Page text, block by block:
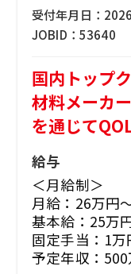
受付年月日：
JOBID： 53640
国内トップ
材料メーカ
を通じて
給与
＜月給制＞
月給：26万円
基本給：25万
固定手当：1万
予定年収：